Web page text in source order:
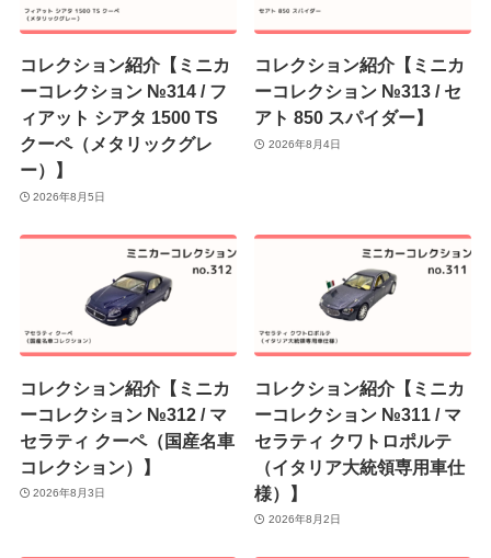
コレクション紹介【ミニカ
ーコレクション №314 / フ
ィアット シアタ 1500 TS
クーペ（メタリックグレ
ー）】
2026年8月5日
コレクション紹介【ミニカ
ーコレクション №313 / セ
アト 850 スパイダー】
2026年8月4日
コレクション紹介【ミニカ
ーコレクション №312 / マ
セラティ クーペ（国産名車
コレクション）】
2026年8月3日
コレクション紹介【ミニカ
ーコレクション №311 / マ
セラティ クワトロポルテ
（イタリア大統領専用車仕
様）】
2026年8月2日